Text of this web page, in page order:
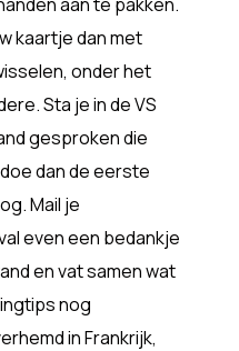
kaartje dan met
onder het
Sta je in de VS
gesproken die
dan de eerste
Mail je
even een bedankje
en vat samen wat
nog
in Frankrijk,